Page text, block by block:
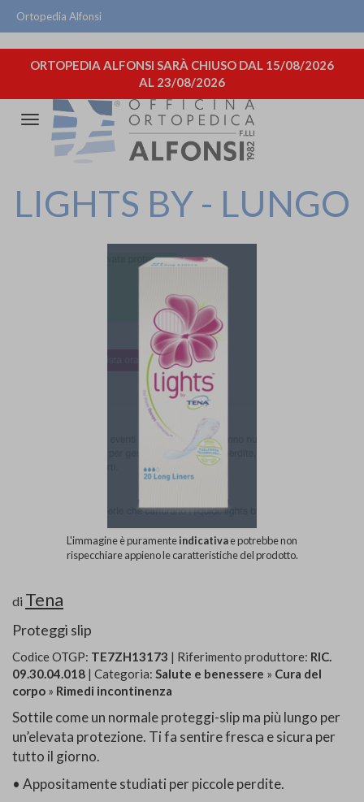
Ortopedia Alfonsi
ORTOPEDIA ALFONSI SARÀ CHIUSO DAL 15/08/2026
AL 23/08/2026
Attiva/disattiva
navigazione
LIGHTS BY - LUNGO
L'immagine è puramenteindicativae potrebbe non
rispecchiare appieno le caratteristiche del prodotto.
di Tena
Proteggi slip
Codice OTGP: TE7ZH13173 | Riferimento produttore: RIC.
09.30.04.018 | Categoria: Salute e benessere » Cura del
corpo » Rimedi incontinenza
Sottile come un normale proteggi-slip ma più lungo per
un’elevata protezione. Ti fa sentire fresca e sicura per
tutto il giorno.
• Appositamente studiati per piccole perdite.